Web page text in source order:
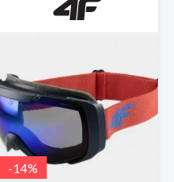
-14%